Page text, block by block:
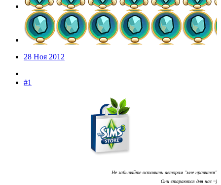
28 Ноя 2012
#1
Не забывайте оставить авторам "мне нравится"
Они стараются для нас ~)